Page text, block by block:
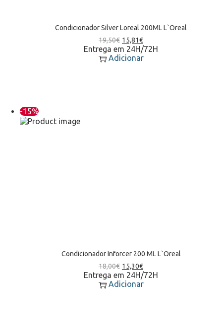
Condicionador Silver Loreal 200ML L`Oreal
19,50€ 15,81€
Entrega em 24H/72H
Adicionar
-15%
Condicionador Inforcer 200 ML L`Oreal
18,00€ 15,30€
Entrega em 24H/72H
Adicionar